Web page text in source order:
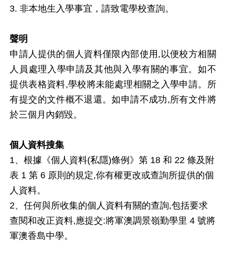
3. 非本地生入學事宜，請致電學校查詢。
聲明
申請人提供的個人資料僅限內部使用,以便校方相關
人員處理入學申請及其他與入學有關的事宜。如不
提供表格資料,學校將未能處理相關之入學申請。所
有提交的文件概不退還。如申請不成功,所有文件將
於三個月內銷毀。
個人資料搜集
1、根據《個人資料(私隱)條例》第 18 和 22 條及附
表 1 第 6 原則的規定,你有權更改或查詢所提供的個
人資料。
2、任何與所收集的個人資料有關的查詢,包括要求
查閱和改正資料,應提交:將軍澳調景嶺勤學里 4 號將
軍澳香島中學。